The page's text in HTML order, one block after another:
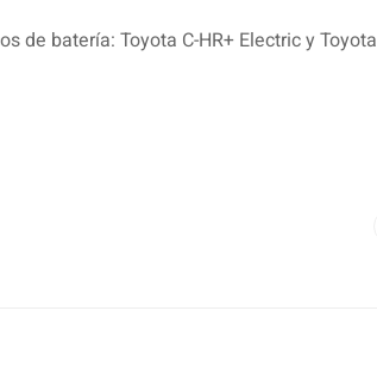
de batería: Toyota C-HR+ Electric y Toyota